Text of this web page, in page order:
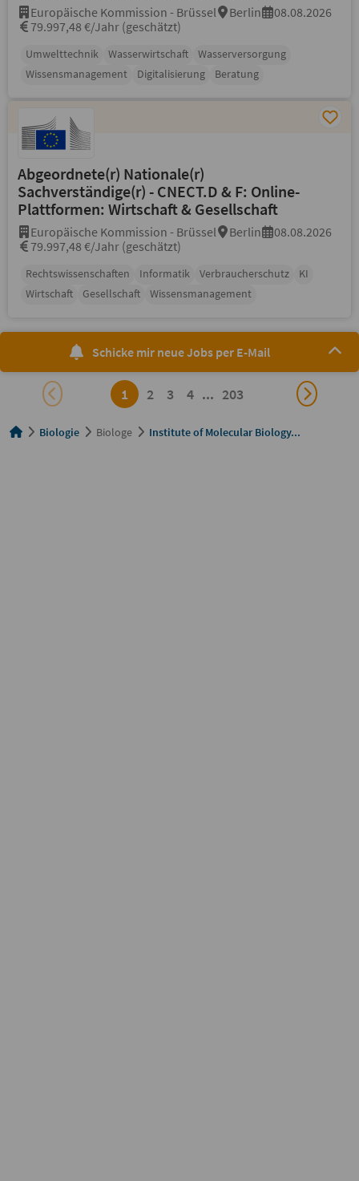
Europäische Kommission - Brüssel Berlin
08.08.2026
79.997,48 €/Jahr (geschätzt)
Umwelttechnik Wasserwirtschaft
Wasserversorgung
Wissensmanagement
Digitalisierung Beratung
Abgeordnete(r) Nationale(r)
Sachverständige(r) - CNECT.D & F: Online-
Plattformen: Wirtschaft & Gesellschaft
Europäische Kommission - Brüssel Berlin
08.08.2026
79.997,48 €/Jahr (geschätzt)
Rechtswissenschaften Informatik Verbraucherschutz
KI
Wirtschaft
Gesellschaft Wissensmanagement
Schicke mir neue Jobs per E-Mail
1 2 3 4 ... 203
Biologie Biologe Institute of Molecular Biology...